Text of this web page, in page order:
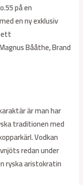
på en
en ny exklusiv
ett
Bååthe, Brand
är man har
traditionen med
Vodkan
redan under
ryska aristokratin